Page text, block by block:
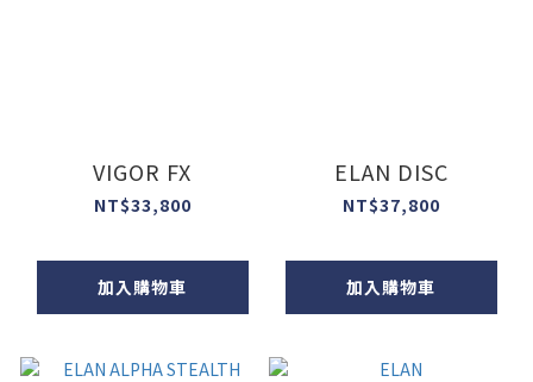
VIGOR FX
NT$33,800
加入購物車
ELAN DISC
NT$37,800
加入購物車